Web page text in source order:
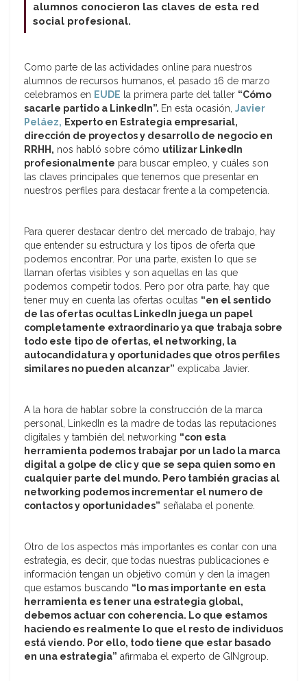
alumnos conocieron las claves de esta red
social profesional.
Como parte de las actividades online para nuestros
alumnos de recursos humanos, el pasado 16 de marzo
celebramos en EUDE la primera parte del taller “Cómo
sacarle partido a LinkedIn”. En esta ocasión, Javier
Peláez, Experto en Estrategia empresarial,
dirección de proyectos y desarrollo de negocio en
RRHH, nos habló sobre cómo utilizar LinkedIn
profesionalmente para buscar empleo, y cuáles son
las claves principales que tenemos que presentar en
nuestros perfiles para destacar frente a la competencia.
Para querer destacar dentro del mercado de trabajo, hay
que entender su estructura y los tipos de oferta que
podemos encontrar. Por una parte, existen lo que se
llaman ofertas visibles y son aquellas en las que
podemos competir todos. Pero por otra parte, hay que
tener muy en cuenta las ofertas ocultas “en el sentido
de las ofertas ocultas LinkedIn juega un papel
completamente extraordinario ya que trabaja sobre
todo este tipo de ofertas, el networking, la
autocandidatura y oportunidades que otros perfiles
similares no pueden alcanzar” explicaba Javier.
A la hora de hablar sobre la construcción de la marca
personal, LinkedIn es la madre de todas las reputaciones
digitales y también del networking “con esta
herramienta podemos trabajar por un lado la marca
digital a golpe de clic y que se sepa quien somo en
cualquier parte del mundo. Pero también gracias al
networking podemos incrementar el numero de
contactos y oportunidades” señalaba el ponente.
Otro de los aspectos más importantes es contar con una
estrategia, es decir, que todas nuestras publicaciones e
información tengan un objetivo común y den la imagen
que estamos buscando “lo mas importante en esta
herramienta es tener una estrategia global,
debemos actuar con coherencia. Lo que estamos
haciendo es realmente lo que el resto de individuos
está viendo. Por ello, todo tiene que estar basado
en una estrategia” afirmaba el experto de GINgroup.